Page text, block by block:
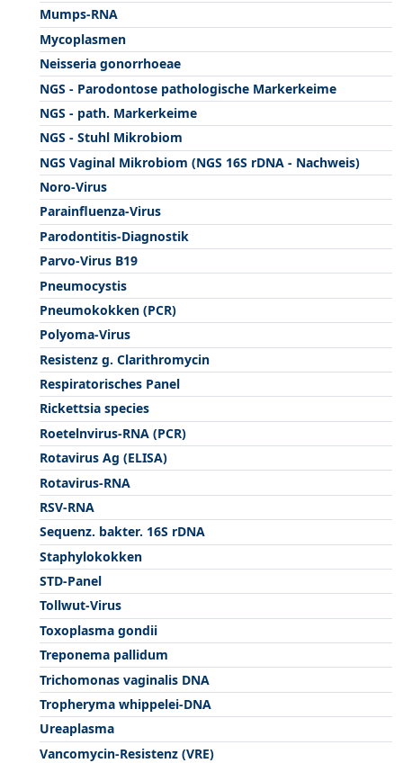
Mumps-RNA
Mycoplasmen
Neisseria gonorrhoeae
NGS - Parodontose pathologische Markerkeime
NGS - path. Markerkeime
NGS - Stuhl Mikrobiom
NGS Vaginal Mikrobiom (NGS 16S rDNA - Nachweis)
Noro-Virus
Parainfluenza-Virus
Parodontitis-Diagnostik
Parvo-Virus B19
Pneumocystis
Pneumokokken (PCR)
Polyoma-Virus
Resistenz g. Clarithromycin
Respiratorisches Panel
Rickettsia species
Roetelnvirus-RNA (PCR)
Rotavirus Ag (ELISA)
Rotavirus-RNA
RSV-RNA
Sequenz. bakter. 16S rDNA
Staphylokokken
STD-Panel
Tollwut-Virus
Toxoplasma gondii
Treponema pallidum
Trichomonas vaginalis DNA
Tropheryma whippelei-DNA
Ureaplasma
Vancomycin-Resistenz (VRE)